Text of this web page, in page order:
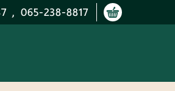
, 065-238-8817